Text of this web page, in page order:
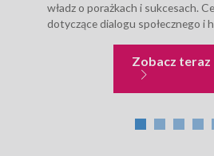
władz o porażkach i sukcesach.
dotyczące dialogu społecznego i
życia. Przykład sołtysa zZobacz teraz